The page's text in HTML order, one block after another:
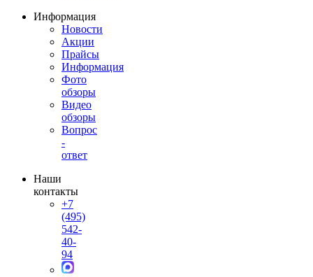
Информация
Новости
Акции
Прайсы
Информация
Фото
обзоры
Видео
обзоры
Вопрос
-
ответ
Наши
контакты
+7
(495)
542-
40-
94